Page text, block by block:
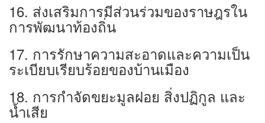
16. ส่งเสริมการมีส่วนร่วมของราษฎรใน
การพัฒนาท้องถิ่น
17. การรักษาความสะอาดและความเป็น
ระเบียบเรียบร้อยของบ้านเมือง
18. การกำจัดขยะมูลฝอย สิ่งปฏิกูล และ
นํ้าเสีย